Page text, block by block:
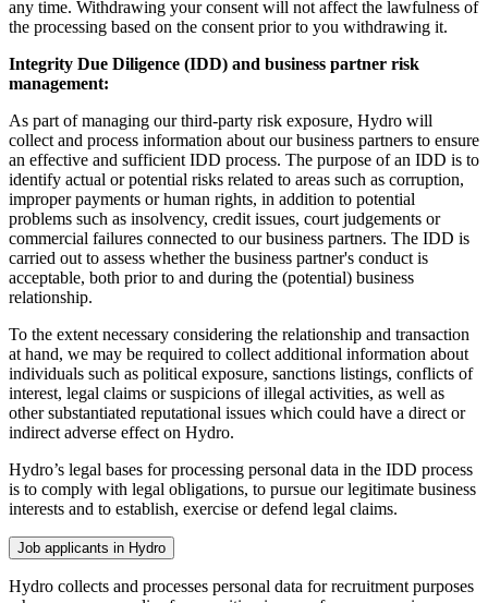
any time. Withdrawing your consent will not affect the lawfulness of
the processing based on the consent prior to you withdrawing it.
Integrity Due Diligence (IDD) and business partner risk
management:
As part of managing our third-party risk exposure, Hydro will
collect and process information about our business partners to ensure
an effective and sufficient IDD process. The purpose of an IDD is to
identify actual or potential risks related to areas such as corruption,
improper payments or human rights, in addition to potential
problems such as insolvency, credit issues, court judgements or
commercial failures connected to our business partners. The IDD is
carried out to assess whether the business partner's conduct is
acceptable, both prior to and during the (potential) business
relationship.
To the extent necessary considering the relationship and transaction
at hand, we may be required to collect additional information about
individuals such as political exposure, sanctions listings, conflicts of
interest, legal claims or suspicions of illegal activities, as well as
other substantiated reputational issues which could have a direct or
indirect adverse effect on Hydro.
Hydro’s legal bases for processing personal data in the IDD process
is to comply with legal obligations, to pursue our legitimate business
interests and to establish, exercise or defend legal claims.
Job applicants in Hydro
Hydro collects and processes personal data for recruitment purposes